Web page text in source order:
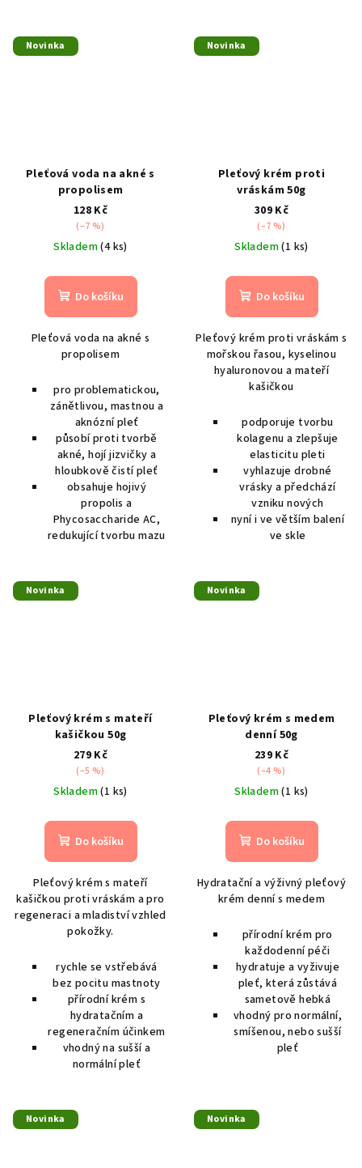
Novinka
Pleťová voda na akné s
propolisem
128 Kč
(–7 %)
Skladem(4 ks)
Do košíku
Pleťová voda na akné s
propolisem
pro problematickou,
zánětlivou, mastnou a
aknózní pleť
působí proti tvorbě
akné, hojí jizvičky a
hloubkově čistí pleť
obsahuje hojivý
propolis a
Phycosaccharide AC,
redukující tvorbu mazu
Novinka
Pleťový krém proti
vráskám 50g
309 Kč
(–7 %)
Skladem(1 ks)
Do košíku
Pleťový krém proti vráskám s
mořskou řasou, kyselinou
hyaluronovou a mateří
kašičkou
podporuje tvorbu
kolagenu a zlepšuje
elasticitu pleti
vyhlazuje drobné
vrásky a předchází
vzniku nových
nyní i ve větším balení
ve skle
Novinka
Pleťový krém s mateří
kašičkou 50g
279 Kč
(–5 %)
Skladem(1 ks)
Do košíku
Pleťový krém s mateří
kašičkou proti vráskám a pro
regeneraci a mladiství vzhled
pokožky.
rychle se vstřebává
bez pocitu mastnoty
přírodní krém s
hydratačním a
regeneračním účinkem
vhodný na sušší a
normální pleť
Novinka
Pleťový krém s medem
denní 50g
239 Kč
(–4 %)
Skladem(1 ks)
Do košíku
Hydratační a výživný pleťový
krém denní s medem
přírodní krém pro
každodenní péči
hydratuje a vyživuje
pleť, která zůstává
sametově hebká
vhodný pro normální,
smíšenou, nebo sušší
pleť
Novinka Novinka